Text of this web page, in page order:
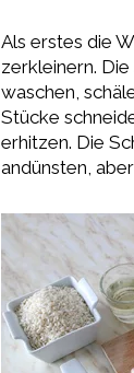
Als erstes die
zerkleinern.
waschen,
Stücke
erhitzen. Die
andünsten,